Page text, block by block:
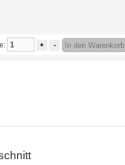
+ - In den Warenkorb